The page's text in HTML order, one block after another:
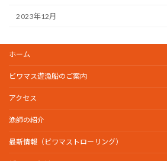
2023年12月
ホーム
ビワマス遊漁船のご案内
アクセス
漁師の紹介
最新情報（ビワマストローリング）